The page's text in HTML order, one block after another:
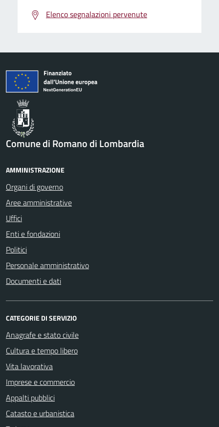
Elenco segnalazioni pervenute
Comune di Romano di Lombardia
AMMINISTRAZIONE
Organi di governo
Aree amministrative
Uffici
Enti e fondazioni
Politici
Personale amministrativo
Documenti e dati
CATEGORIE DI SERVIZIO
Anagrafe e stato civile
Cultura e tempo libero
Vita lavorativa
Imprese e commercio
Appalti pubblici
Catasto e urbanistica